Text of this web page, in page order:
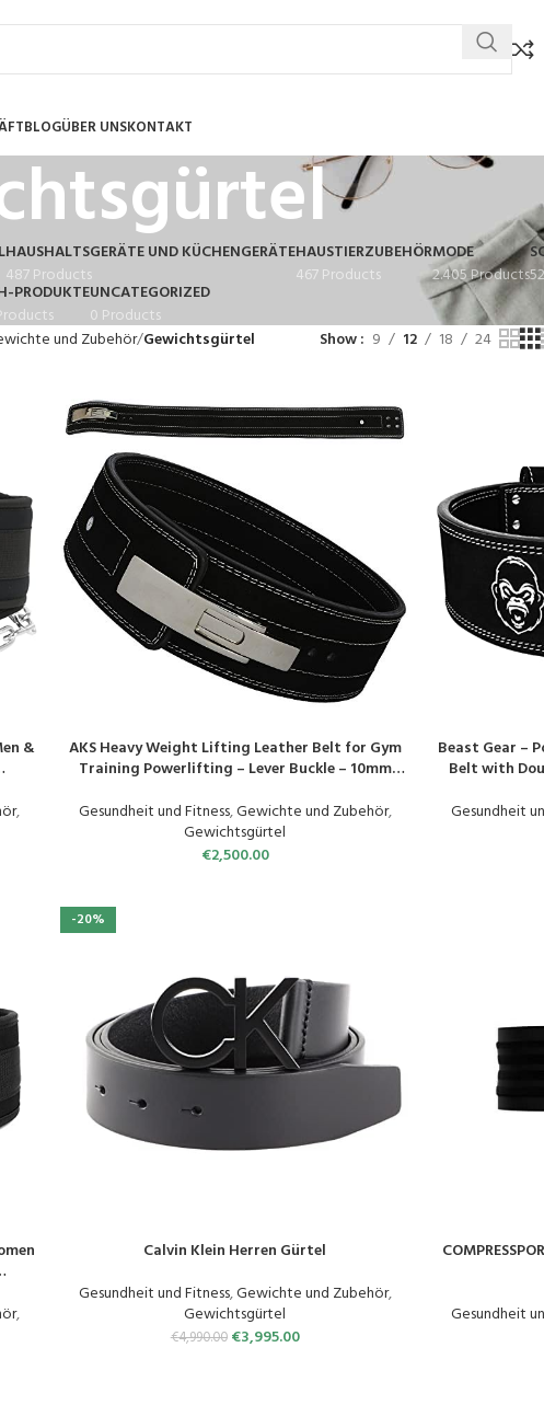
BLOGÜBER UNSKONTAKT
HAUSHALTSGERÄTE UND KÜCHENGERÄTE
487 Products
HAUSTIERZUBEHÖR
467 Products
MODE
2.405 Products
PRODUKTEUNCATEGORIZED
0 Products
und Zubehör Gewichtsgürtel Show 9 12 18 24
&
,
PRODUKT KAUFEN
AKS Heavy Weight Lifting Leather Belt for Gym
Training Powerlifting – Lever Buckle – 10mm
Gesundheit und Fitness,Gewichte und Zubehör,
Gewichtsgürtel
€2,500.00
PRODUKT
Beast Gear –
Belt with
Gesundheit
,
-20%
PRODUKT KAUFENCalvin Klein Herren Gürtel
Gesundheit und Fitness,Gewichte und Zubehör,
Gewichtsgürtel
€4,990.00 €3,995.00
PRODUKT
Gesundheit